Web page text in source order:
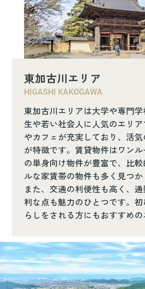
東加古川エリア
HIGASHI KAKOGAWA
東加古川エリアは大学や専門
生や若い社会人に人気のエリ
やカフェが充実しており、活
が特徴です。賃貸物件はワンル
の単身向け物件が豊富で、比
ルな家賃帯の物件も多く見つか
また、交通の利便性も高く、
利な点も魅力のひとつです。
らしをされる方にもおすすめの